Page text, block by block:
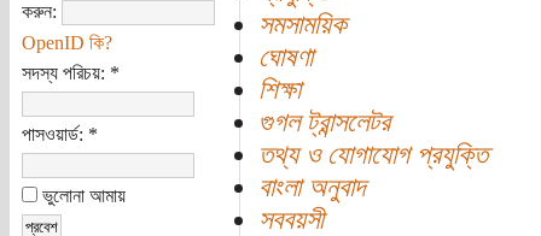
করুন:
OpenID কি?
সদস্য পরিচয়: *
পাসওয়ার্ড: *
ভুলোনা আমায়
সমসাময়িক
ঘোষণা
শিক্ষা
গুগল ট্রান্সলেটর
তথ্য ও যোগাযোগ প্রযুক্তি
বাংলা অনুবাদ
সববয়সী